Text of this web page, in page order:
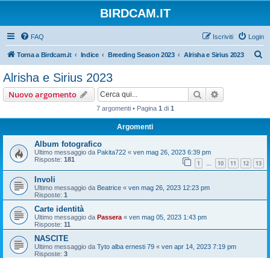
BIRDCAM.IT
FAQ Login
Iscriviti
Torna a Birdcam.it Indice Breeding Season 2023 Alrisha e Sirius 2023
Alrisha e Sirius 2023
Nuovo argomento Cerca
7 argomenti • Pagina 1 di 1
Argomenti
Album fotografico
Ultimo messaggio da Pakita722 « ven mag 26, 2023 6:39 pm
Risposte: 181 1 … 10 11 12 13
Involi
Ultimo messaggio da Beatrice « ven mag 26, 2023 12:23 pm
Risposte: 1
Carte identità
Ultimo messaggio da Passera « ven mag 05, 2023 1:43 pm
Risposte: 11
NASCITE
Ultimo messaggio da Tyto alba ernesti 79 « ven apr 14, 2023 7:19 pm
Risposte: 3